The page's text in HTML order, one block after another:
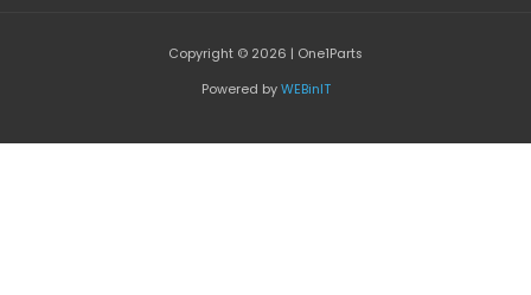
Copyright © 2026 | One1Parts
Powered by WEBinIT